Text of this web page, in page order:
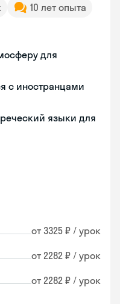
10 лет опыта
для
с иностранцами
языки для
от 3325 ₽ / урок
от 2282 ₽ / урок
от 2282 ₽ / урок